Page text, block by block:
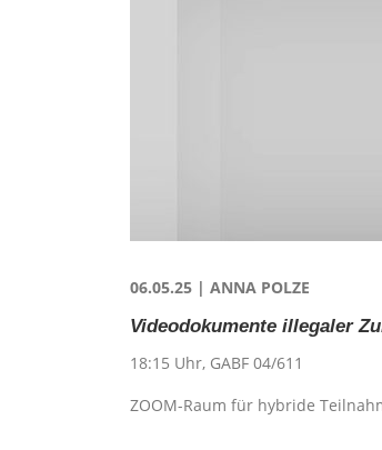
06.05.25 | ANNA POLZE
Videodokumente illegaler
18:15 Uhr, GABF 04/611
ZOOM-Raum für hybride